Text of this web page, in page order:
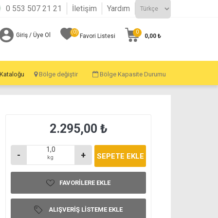
0 553 507 21 21 İletişim Yardım
Giriş / Üye Ol Favori Listesi
(0) 0
0,00 ₺
Bölge değiştir Bölge Kapasite Durumu
2.295,00 ₺
- kg +
FAVORILERE EKLE
ALIŞVERIŞ LISTEME EKLE